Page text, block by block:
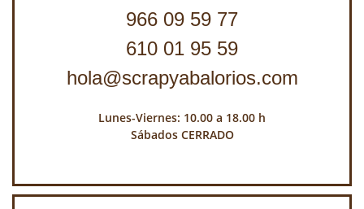
966 09 59 77
610 01 95 59
hola@scrapyabalorios.com
Lunes-Viernes: 10.00 a 18.00 h
Sábados CERRADO